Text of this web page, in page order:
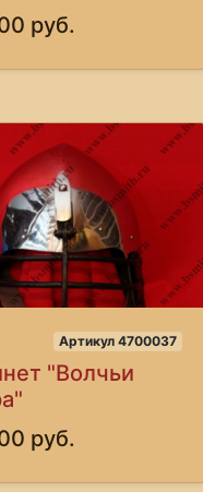
руб.
Артикул 4700037
"Волчьи
руб.